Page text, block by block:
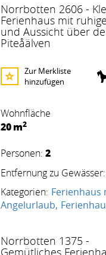
Norrbotten 2606 -
Ferienhaus mit
und Aussicht über
Piteåälven
Zur Merkliste
hinzufügen
Wohnfläche
20m2
Personen: 2
Entfernung zu Gewässer:
Kategorien: Ferienhaus
Angelurlaub
Norrbotten 1375 -
Gemütliches